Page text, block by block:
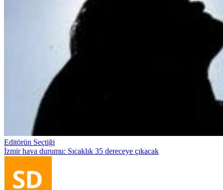
Editörün Seçtiği
İzmir hava durumu: Sıcaklık 35 dereceye çıkacak